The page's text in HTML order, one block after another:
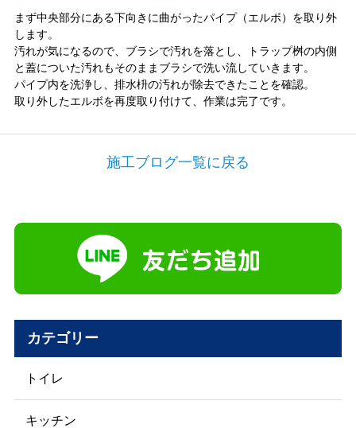
まず中央部分にある下向きに曲がったパイプ（エルボ）を取り外
します。
汚れが気になるので、ブラシで汚れを落とし、トラップ桝の内側
と蓋についた汚れもそのままブラシで洗い流していきます。
パイプ内を洗浄し、排水枡の汚れが除去できたことを確認。
取り外したエルボを再度取り付けて、作業は完了です。
施工ブログ一覧に戻る
カテゴリー
トイレ
キッチン